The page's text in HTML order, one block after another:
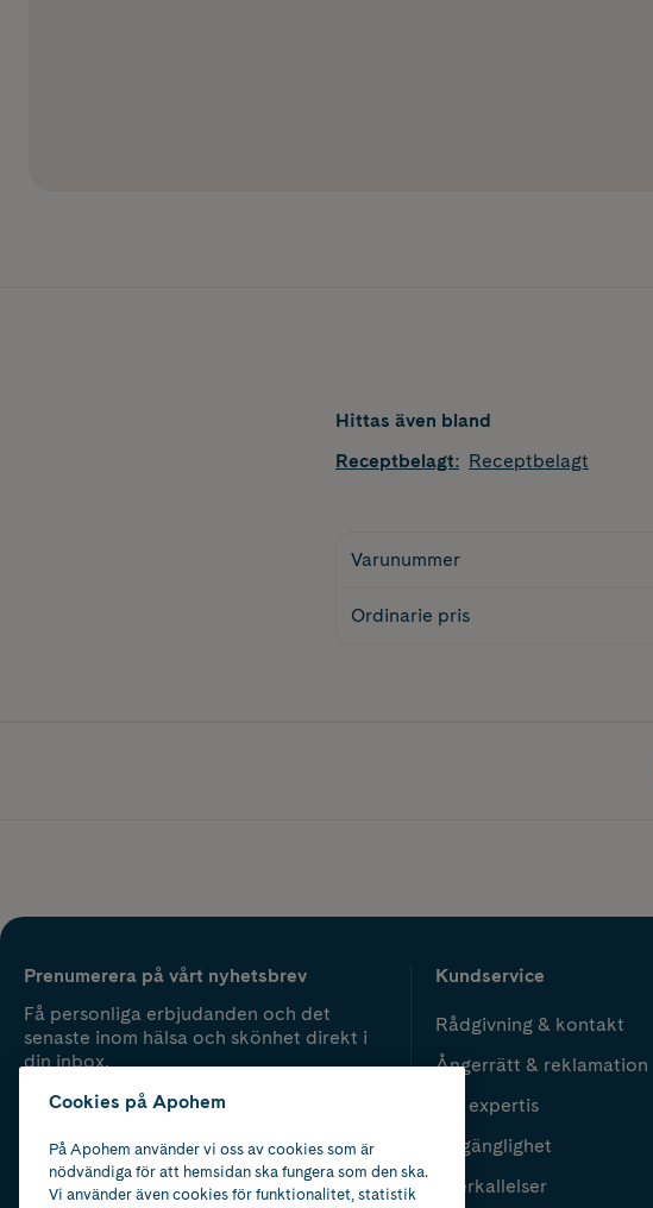
Hittas även bland
Receptbelagt: Receptbelagt
Varunummer
Ordinarie pris
Prenumerera på vårt nyhetsbrev
Få personliga erbjudanden och det
senaste inom hälsa och skönhet direkt i
din inbox.
Kundservice
Rådgivning & kontakt
Ångerrätt & reklamation
Vår expertis
Tillgänglighet
Återkallelser
Cookies på Apohem
På Apohem använder vi oss av cookies som är
nödvändiga för att hemsidan ska fungera som den ska.
Vi använder även cookies för funktionalitet, statistik